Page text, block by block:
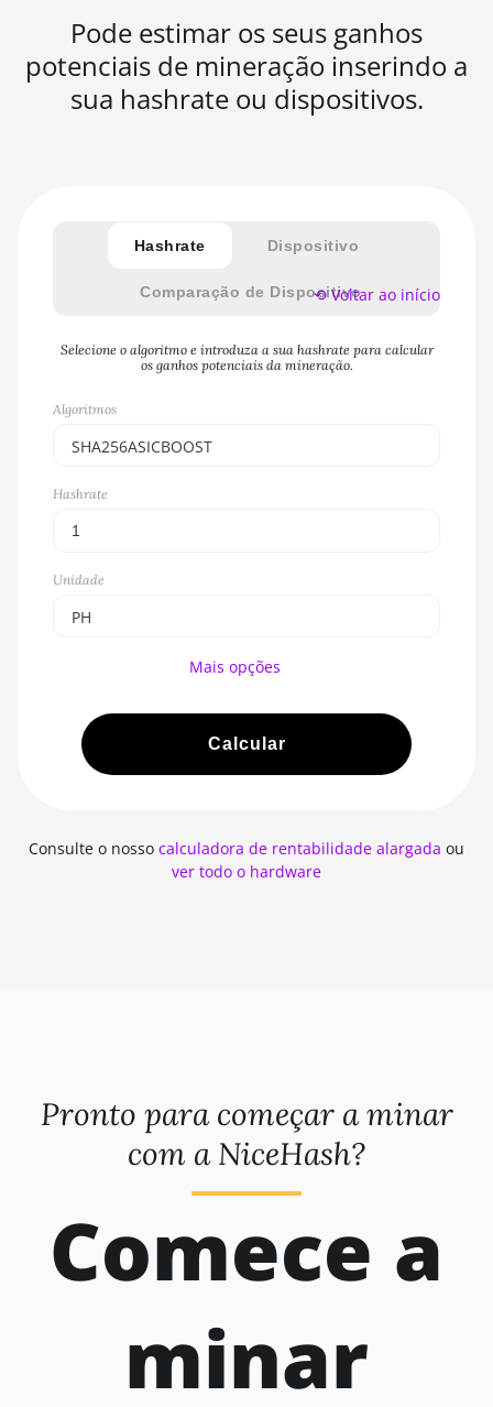
Pode estimar os seus ganhos
potenciais de mineração inserindo a
sua hashrate ou dispositivos.
Hashrate Dispositivo
Comparação de Dispositivo⟲ Voltar ao início
Selecione o algoritmo e introduza a sua hashrate para calcular
os ganhos potenciais da mineração.
Algoritmos
SHA256ASICBOOST
Select...
SCRYPT
SHA256ASICBOOST_USDT
NEOSCRYPT
DAGGERHASHIMOTO
ZHASH
KHEAVYHASH
NEXAPOW
FISHHASH
Hashrate
Unidade
PH
TH
kH
Mais opções
Calcular
Consulte o nosso calculadora de rentabilidade alargada ou
ver todo o hardware
Pronto para começar a minar
com a NiceHash?
Comece a
minar